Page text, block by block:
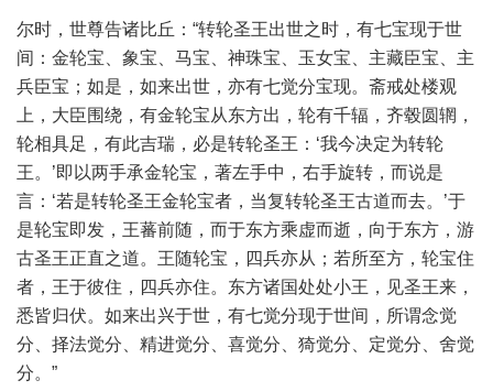
尔时，世尊告诸比丘：“转轮圣王出世之时，有七宝现于世
间：金轮宝、象宝、马宝、神珠宝、玉女宝、主藏臣宝、主
兵臣宝；如是，如来出世，亦有七觉分宝现。斋戒处楼观
上，大臣围绕，有金轮宝从东方出，轮有千辐，齐毂圆辋，
轮相具足，有此吉瑞，必是转轮圣王：‘我今决定为转轮
王。’即以两手承金轮宝，著左手中，右手旋转，而说是
言：‘若是转轮圣王金轮宝者，当复转轮圣王古道而去。’于
是轮宝即发，王蕃前随，而于东方乘虚而逝，向于东方，游
古圣王正直之道。王随轮宝，四兵亦从；若所至方，轮宝住
者，王于彼住，四兵亦住。东方诸国处处小王，见圣王来，
悉皆归伏。如来出兴于世，有七觉分现于世间，所谓念觉
分、择法觉分、精进觉分、喜觉分、猗觉分、定觉分、舍觉
分。”